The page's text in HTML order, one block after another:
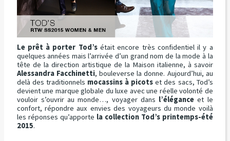
Le prêt à porter Tod’sétait encore très confidentiel il y a
quelques années mais l’arrivée d’un grand nom de la mode à la
tête de la direction artistique de la Maison italienne, à savoir
Alessandra Facchinetti, bouleverse la donne. Aujourd’hui, au
delà des traditionnels mocassins à picots et des sacs, Tod’s
devient une marque globale du luxe avec une réelle volonté de
vouloir s’ouvrir au monde…, voyager dans l’élégance et le
confort, répondre aux envies des voyageurs du monde voilà
les réponses qu’apporte la collection Tod’s printemps-été
2015.